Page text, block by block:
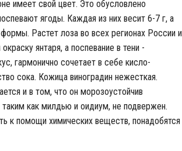
имеет свой цвет. Это обусловлено
ягоды. Каждая из них весит 6-7 г, а
Растет лоза во всех регионах России и
янтаря, а поспевание в тени -
гармонично сочетает в себе кисло-
сока. Кожица виноградин нежесткая.
и в том, что он морозоустойчив
как милдью и оидиум, не подвержен.
к помощи химических веществ, понадобятся